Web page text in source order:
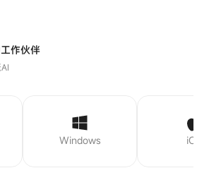
作伙伴
Windows iOS